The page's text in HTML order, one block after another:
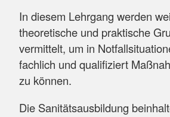
In diesem Lehrgang werden
theoretische und praktische
vermittelt, um in
fachlich und qualifiziert
zu können.
Die Sanitätsausbildung